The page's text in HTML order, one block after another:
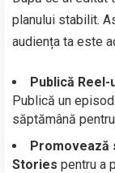
planului stabilit.
audiența ta este
Publică
Publică un
săptămână
Promovează
Stories pentru a